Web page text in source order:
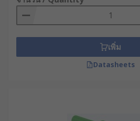
เพิ่ม
Datasheets